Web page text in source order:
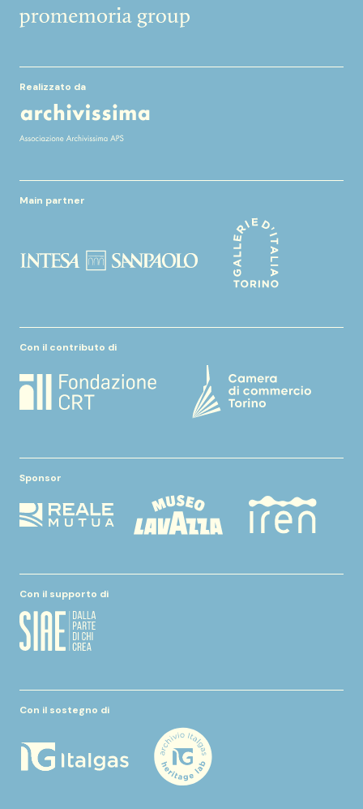
Realizzato da
Main partner
Con il contributo di
Sponsor
Con il supporto di
Con il sostegno di